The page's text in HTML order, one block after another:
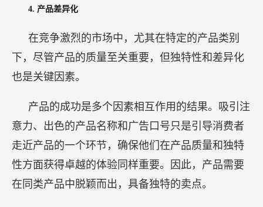
性方面获得卓越的体验同样重要。因此，产品需要
四、 Q&A
汗睡衣，是一家专业做贴身排汗功能的服装品牌。读了您的两本书
《噪声》、《思考的快与慢》，我受益匪浅，在此向您再次表示感
谢。书中提出了决策者的商业直觉，我想请问您如何看待商业直
觉？您是否认为商业直觉也是过度自信的一种表现？谢谢。